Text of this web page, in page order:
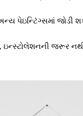
પેઇન્ટિંગ્સમાં જોડી
જરૂર નથી,